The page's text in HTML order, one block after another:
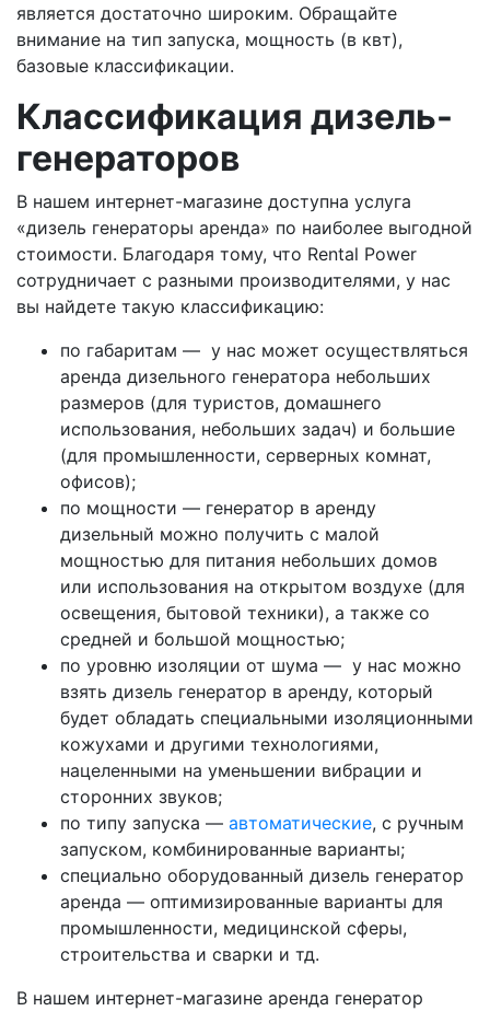
является достаточно широким. Обращайте
внимание на тип запуска, мощность (в квт),
базовые классификации.
Классификация дизель-
генераторов
В нашем интернет-магазине доступна услуга
«дизель генераторы аренда» по наиболее выгодной
стоимости. Благодаря тому, что Rental Power
сотрудничает с разными производителями, у нас
вы найдете такую классификацию:
по габаритам — у нас может осуществляться
аренда дизельного генератора небольших
размеров (для туристов, домашнего
использования, небольших задач) и большие
(для промышленности, серверных комнат,
офисов);
по мощности — генератор в аренду
дизельный можно получить с малой
мощностью для питания небольших домов
или использования на открытом воздухе (для
освещения, бытовой техники), а также со
средней и большой мощностью;
по уровню изоляции от шума — у нас можно
взять дизель генератор в аренду, который
будет обладать специальными изоляционными
кожухами и другими технологиями,
нацеленными на уменьшении вибрации и
сторонних звуков;
по типу запуска — автоматические, с ручным
запуском, комбинированные варианты;
специально оборудованный дизель генератор
аренда — оптимизированные варианты для
промышленности, медицинской сферы,
строительства и сварки и тд.
В нашем интернет-магазине аренда генератор